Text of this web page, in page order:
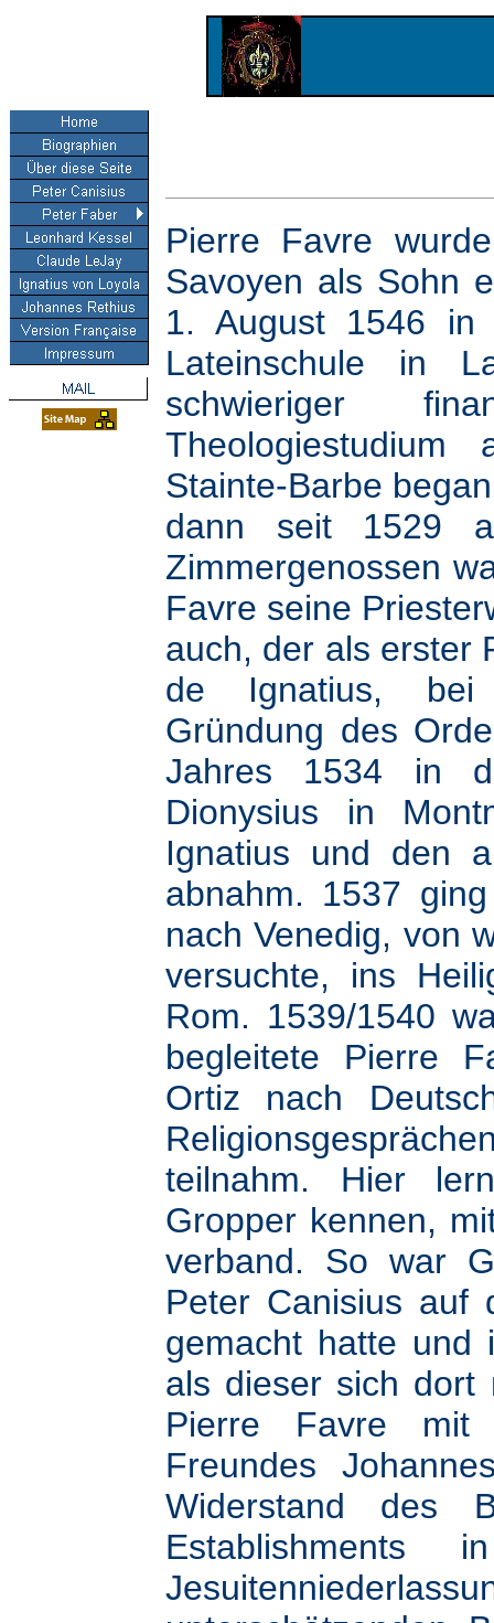
Pierre Favre
Savoyen als Sohn
1. August 1546 in
Lateinschule in
schwieriger
Stainte-Barbe
dann seit 1529
Zimmergenossen
Favre seine
auch, der als erster
de Ignatius, bei
Gründung des
Jahres 1534 in
Dionysius in
Ignatius und den
abnahm. 1537
nach Venedig, von
versuchte, ins
Rom. 1539/1540
begleitete Pierre
Ortiz nach
teilnahm. Hier
Gropper kennen,
verband. So war
Peter Canisius auf
gemacht hatte und
als dieser sich dort
Pierre Favre mit
Freundes
Widerstand des